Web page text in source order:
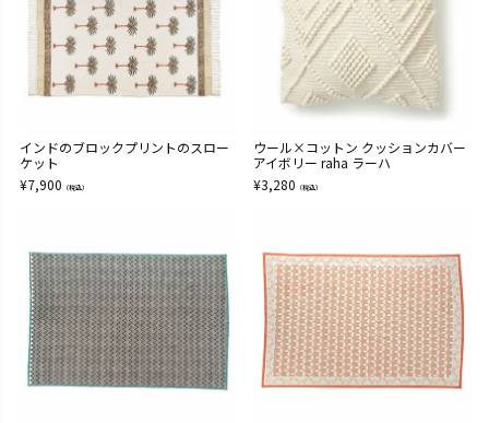
インドのブロックプリントのスロー
ケット
¥7,900 （税込）
ウール×コットン クッションカバー
アイボリー raha ラーハ
¥3,280 （税込）